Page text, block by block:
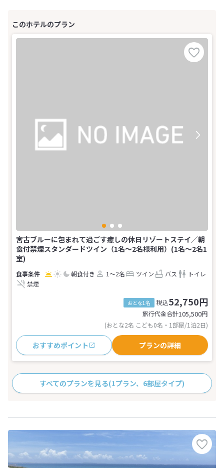
宮古ブルーに包まれて過ごす癒しの休日リゾートステイ／朝
食付禁煙スタンダードツイン（1名～2名様利用）(1名～2名1
室)
朝食付き 1～2名 ツイン バス
トイレ
禁煙
おとな1名 税込52,750円
旅行代金合計105,500円
(おとな2名 こども0名・1部屋/1泊2日)
おすすめポイント プランの詳細
すべてのプランを見る(1プラン、6部屋タイプ)